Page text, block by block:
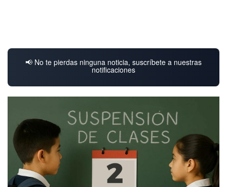
📢 No te pierdas ninguna noticia, suscríbete a nuestras
notificaciones